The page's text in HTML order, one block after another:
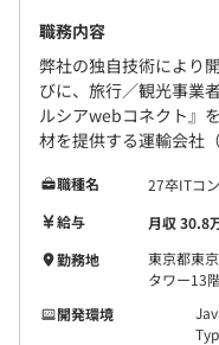
職務内容
弊社の独自技術により
びに、旅行／観光事業
ルシアwebコネクト』
材を提供する運輸会社
職種名
27卒ITコ
給与
月収 30.8
勤務地
東京都東
タワー13
開発環境